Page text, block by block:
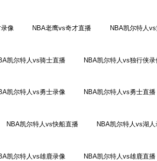
像 NBA老鹰vs奇才直播 NBA凯尔特人
凯尔特人vs骑士直播 NBA凯尔特人vs独行侠录
凯尔特人vs勇士录像 NBA凯尔特人vs勇士直播
NBA凯尔特人vs快船直播 NBA凯尔特人vs湖人
凯尔特人vs雄鹿录像 NBA凯尔特人vs雄鹿直播